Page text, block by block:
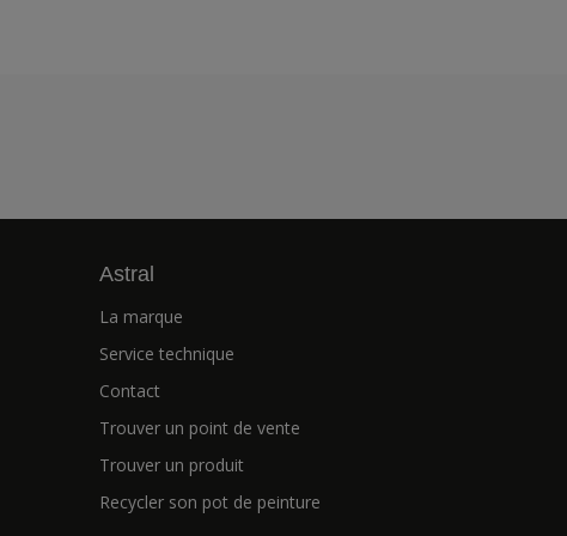
Astral
La marque
Service technique
Contact
Trouver un point de vente
Trouver un produit
Recycler son pot de peinture